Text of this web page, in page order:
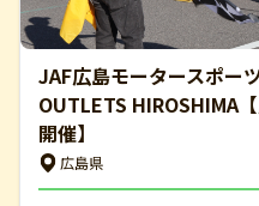
JAF広島モータースポー
OUTLETS HIROSHIMA
開催】
広島県